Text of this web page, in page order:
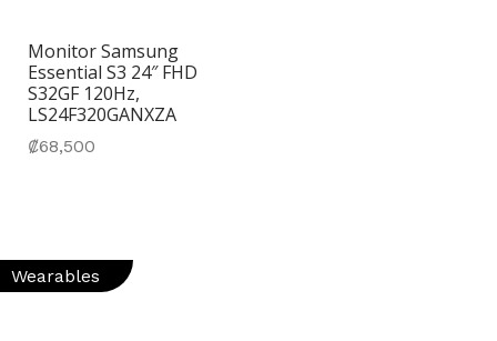
Monitor Samsung
Essential S3 24″ FHD
S32GF 120Hz,
LS24F320GANXZA
₡68,500
Wearables